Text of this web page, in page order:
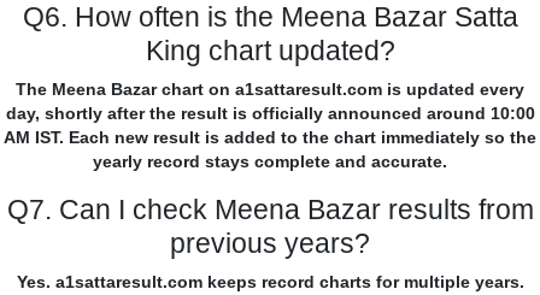
Q6. How often is the Meena Bazar Satta
King chart updated?
The Meena Bazar chart on a1sattaresult.com is updated every
day, shortly after the result is officially announced around 10:00
AM IST. Each new result is added to the chart immediately so the
yearly record stays complete and accurate.
Q7. Can I check Meena Bazar results from
previous years?
Yes. a1sattaresult.com keeps record charts for multiple years.